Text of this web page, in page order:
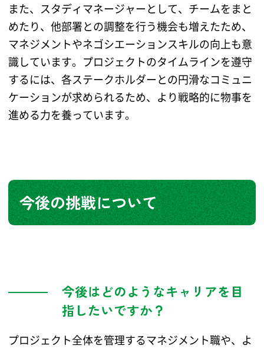
また、スタディマネージャーとして、チームをまと
めたり、他部署との調整を行う機会も増えたため、
マネジメントやネゴシエーションスキルの向上も意
識しています。プロジェクトのタイムラインを遵守
するには、各ステークホルダーとの円滑なコミュニ
ケーションが求められるため、より戦略的に物事を
進める力を養っています。
今後の挑戦について
今後はどのようなキャリアを目
指したいですか？
プロジェクト全体を管理するマネジメント職や、よ